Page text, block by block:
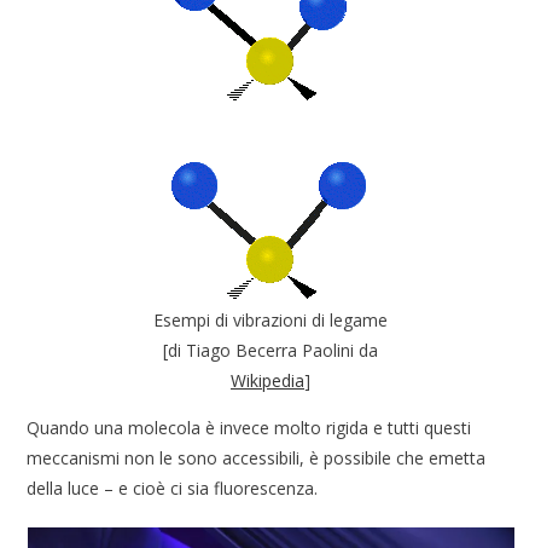
Esempi di vibrazioni di legame
[di Tiago Becerra Paolini da
Wikipedia]
Quando una molecola è invece molto rigida e tutti questi
meccanismi non le sono accessibili, è possibile che emetta
della luce – e cioè ci sia fluorescenza.